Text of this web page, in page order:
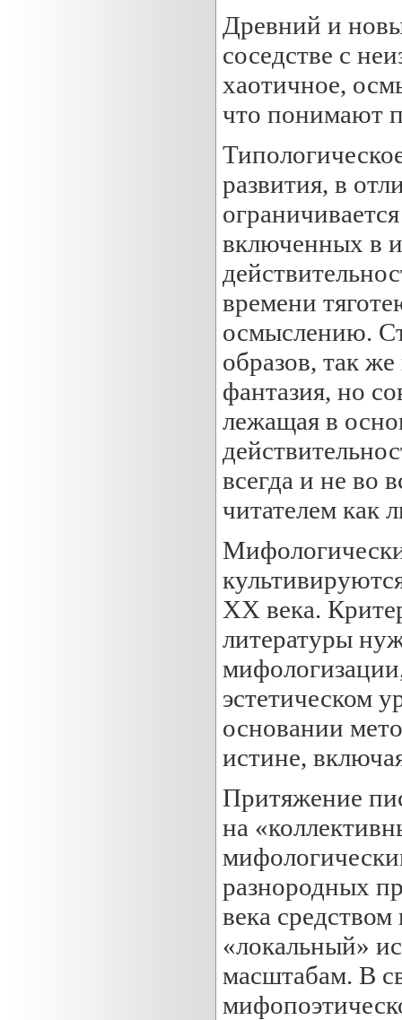
Древний и
соседстве с
хаотичное,
что понимают
развития, в
включенных в
времени
осмыслению.
образов, так
фантазия, но
лежащая в
всегда и не во
читателем как
XX века.
литературы
эстетическом
основании
истине,
Притяжение
на
разнородных
века
«локальный»
масштабам. В